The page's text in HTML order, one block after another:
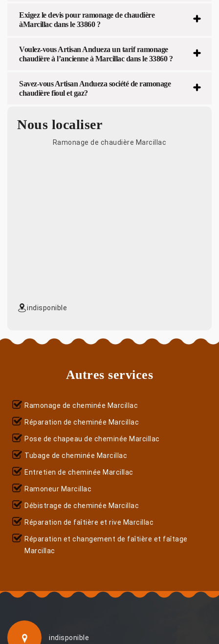
Exigez le devis pour ramonage de chaudière
àMarcillac dans le 33860 ?
Voulez-vous Artisan Andueza un tarif ramonage
chaudière à l’ancienne à Marcillac dans le 33860 ?
Savez-vous Artisan Andueza société de ramonage
chaudière fioul et gaz?
Nous localiser
Ramonage de chaudière Marcillac
indisponible
Autres services
Ramonage de cheminée Marcillac
Réparation de cheminée Marcillac
Pose de chapeau de cheminée Marcillac
Tubage de cheminée Marcillac
Entretien de cheminée Marcillac
Ramoneur Marcillac
Débistrage de cheminée Marcillac
Réparation de faîtière et rive Marcillac
Réparation et changement de faîtière et faîtage
Marcillac
indisponible